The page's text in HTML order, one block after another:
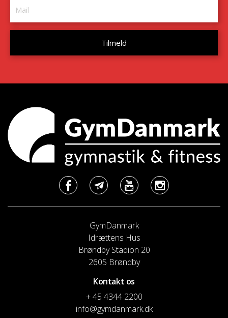
GymDanmark
Idrættens Hus
Brøndby Stadion 20
2605 Brøndby
Kontakt os
+ 45 4344 2200
info@gymdanmark.dk